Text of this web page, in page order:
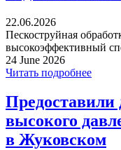
22.06.2026
Пескоструйная
высокоэффективный
24 June 2026
Читать подробнее
Предоставили
высокого
в Жуковском